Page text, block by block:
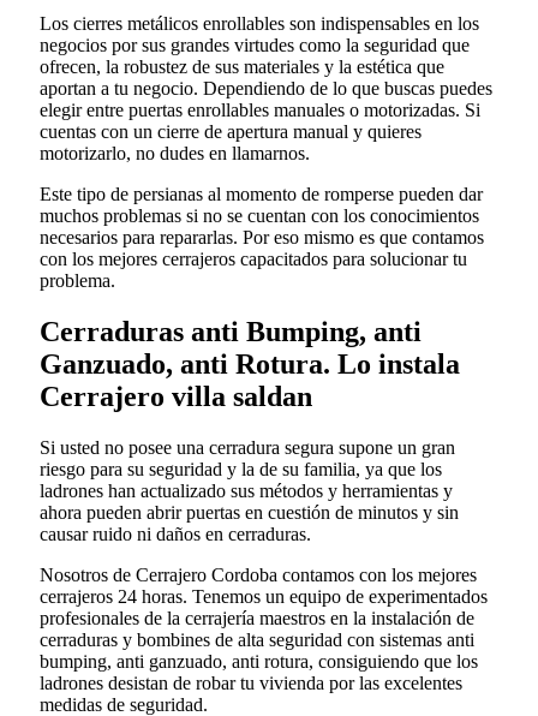
Los cierres metálicos enrollables son indispensables en los
negocios por sus grandes virtudes como la seguridad que
ofrecen, la robustez de sus materiales y la estética que
aportan a tu negocio. Dependiendo de lo que buscas puedes
elegir entre puertas enrollables manuales o motorizadas. Si
cuentas con un cierre de apertura manual y quieres
motorizarlo, no dudes en llamarnos.
Este tipo de persianas al momento de romperse pueden dar
muchos problemas si no se cuentan con los conocimientos
necesarios para repararlas. Por eso mismo es que contamos
con los mejores cerrajeros capacitados para solucionar tu
problema.
Cerraduras anti Bumping, anti
Ganzuado, anti Rotura. Lo instala
Cerrajero villa saldan
Si usted no posee una cerradura segura supone un gran
riesgo para su seguridad y la de su familia, ya que los
ladrones han actualizado sus métodos y herramientas y
ahora pueden abrir puertas en cuestión de minutos y sin
causar ruido ni daños en cerraduras.
Nosotros de Cerrajero Cordoba contamos con los mejores
cerrajeros 24 horas. Tenemos un equipo de experimentados
profesionales de la cerrajería maestros en la instalación de
cerraduras y bombines de alta seguridad con sistemas anti
bumping, anti ganzuado, anti rotura, consiguiendo que los
ladrones desistan de robar tu vivienda por las excelentes
medidas de seguridad.